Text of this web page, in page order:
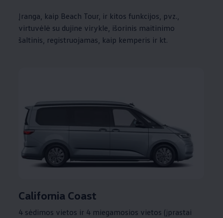
Įranga, kaip Beach Tour, ir kitos funkcijos, pvz.,
virtuvėlė su dujine virykle, išorinis maitinimo
šaltinis, registruojamas, kaip kemperis ir kt.
California Coast
4 sėdimos vietos ir 4 miegamosios vietos (įprastai